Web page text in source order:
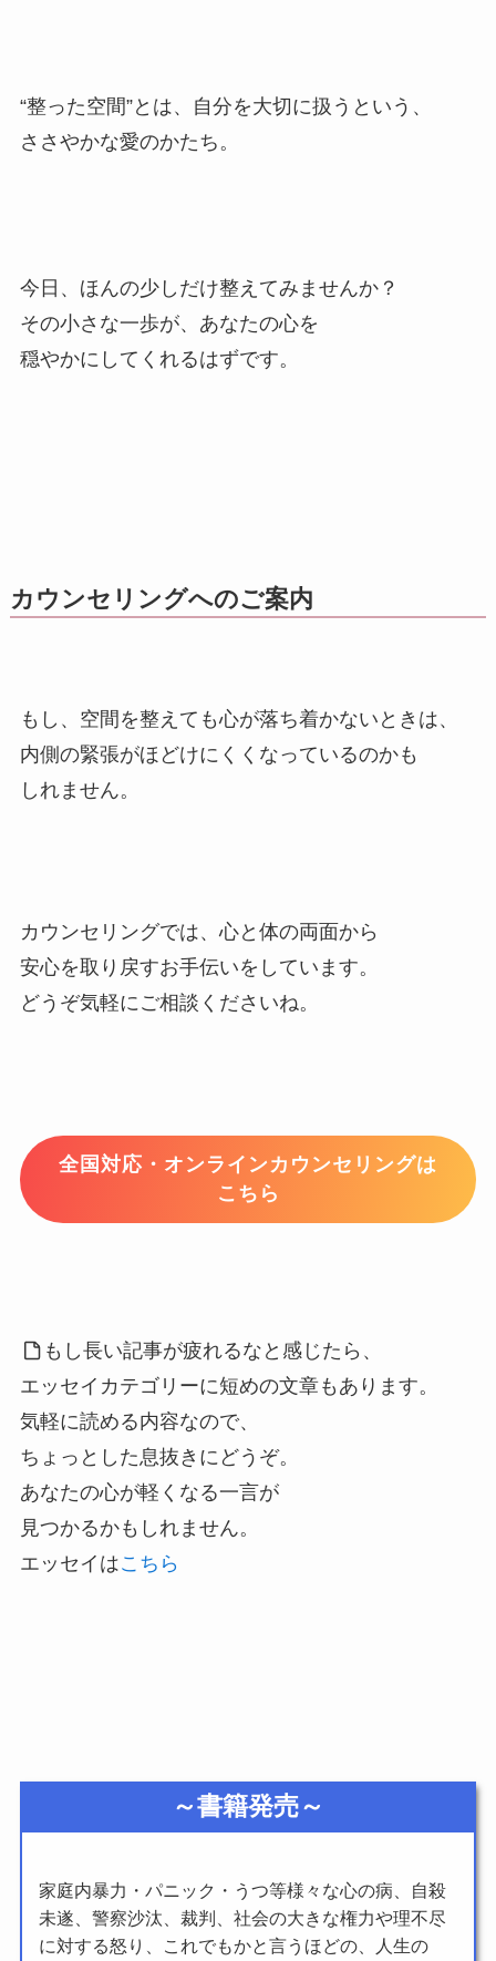
“整った空間”とは、自分を大切に扱うという、
ささやかな愛のかたち。
今日、ほんの少しだけ整えてみませんか？
その小さな一歩が、あなたの心を
穏やかにしてくれるはずです。
カウンセリングへのご案内
もし、空間を整えても心が落ち着かないときは、
内側の緊張がほどけにくくなっているのかも
しれません。
カウンセリングでは、心と体の両面から
安心を取り戻すお手伝いをしています。
どうぞ気軽にご相談くださいね。
全国対応・オンラインカウンセリングは
こちら
もし長い記事が疲れるなと感じたら、
エッセイカテゴリーに短めの文章もあります。
気軽に読める内容なので、
ちょっとした息抜きにどうぞ。
あなたの心が軽くなる一言が
見つかるかもしれません。
エッセイはこちら
～書籍発売～
家庭内暴力・パニック・うつ等様々な心の病、自殺
未遂、警察沙汰、裁判、社会の大きな権力や理不尽
に対する怒り、これでもかと言うほどの、人生の